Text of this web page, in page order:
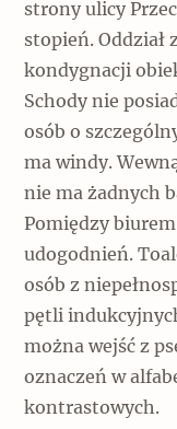
strony ulicy
stopień. Oddział
kondygnacji
Schody nie
osób o
ma windy.
nie ma żadnych
Pomiędzy
udogodnień.
osób z
pętli
można wejść z
oznaczeń w
kontrastowych.